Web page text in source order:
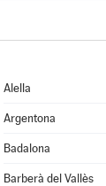
Alella
Argentona
Badalona
Barberà del Vallès